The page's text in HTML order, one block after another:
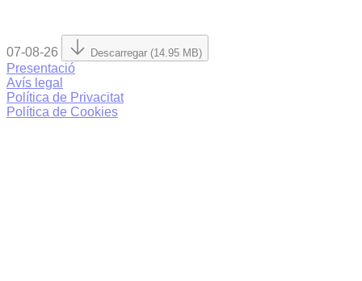
07-08-26 Descarregar (14.95 MB)
Presentació
Avís legal
Política de Privacitat
Política de Cookies